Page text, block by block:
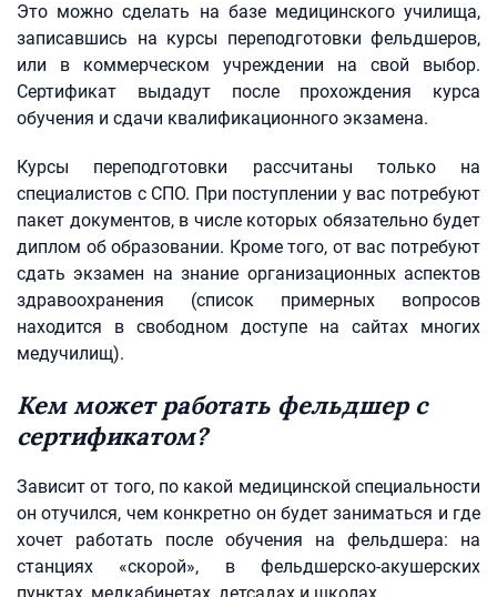
Это можно сделать на базе медицинского училища,
записавшись на курсы переподготовки фельдшеров,
или в коммерческом учреждении на свой выбор.
Сертификат выдадут после прохождения курса
обучения и сдачи квалификационного экзамена.
Курсы переподготовки рассчитаны только на
специалистов с СПО. При поступлении у вас потребуют
пакет документов, в числе которых обязательно будет
диплом об образовании. Кроме того, от вас потребуют
сдать экзамен на знание организационных аспектов
здравоохранения (список примерных вопросов
находится в свободном доступе на сайтах многих
медучилищ).
Кем может работать фельдшер с
сертификатом?
Зависит от того, по какой медицинской специальности
он отучился, чем конкретно он будет заниматься и где
хочет работать после обучения на фельдшера: на
станциях «скорой», в фельдшерско-акушерских